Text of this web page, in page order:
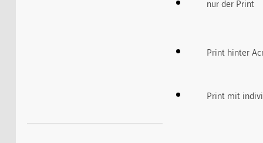
nur der Print
Print hinter
Print mit